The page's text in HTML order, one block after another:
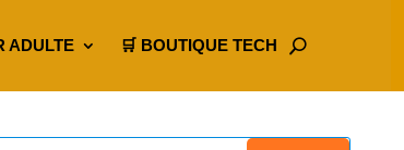
ADULTE 🛒 BOUTIQUE TECH